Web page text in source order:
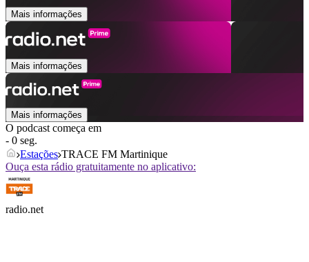
Mais informações
Mais informações
Mais informações
O podcast começa em
- 0 seg.
Estações TRACE FM Martinique
Ouça esta rádio gratuitamente no aplicativo:
radio.net